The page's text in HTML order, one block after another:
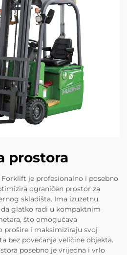
prostora
je profesionalno i posebno
ograničen prostor za
skladišta. Ima izuzetnu
glatko radi u kompaktnim
što omogućava
prošire i maksimiziraju svoj
bez povećanja veličine objekta.
posebno je vrijedna i vrlo